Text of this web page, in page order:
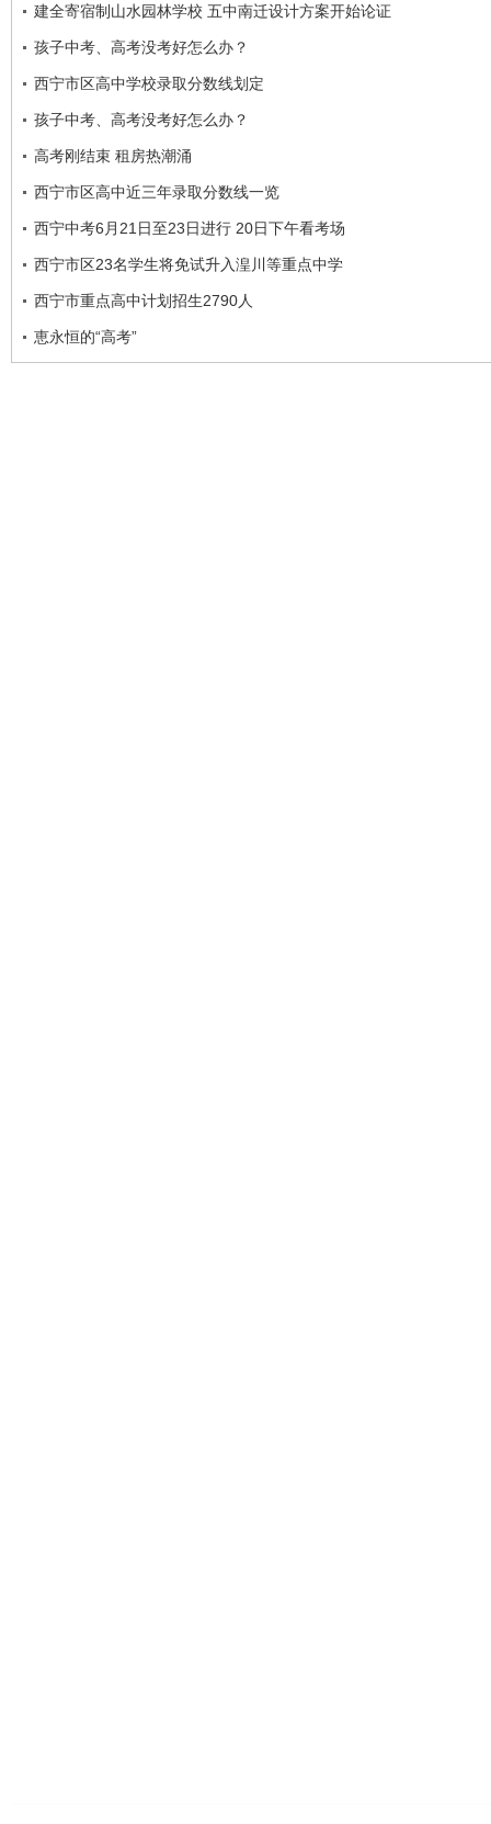
建全寄宿制山水园林学校 五中南迁设计方案开始论证
孩子中考、高考没考好怎么办？
西宁市区高中学校录取分数线划定
孩子中考、高考没考好怎么办？
高考刚结束 租房热潮涌
西宁市区高中近三年录取分数线一览
西宁中考6月21日至23日进行 20日下午看考场
西宁市区23名学生将免试升入湟川等重点中学
西宁市重点高中计划招生2790人
恵永恒的“高考”